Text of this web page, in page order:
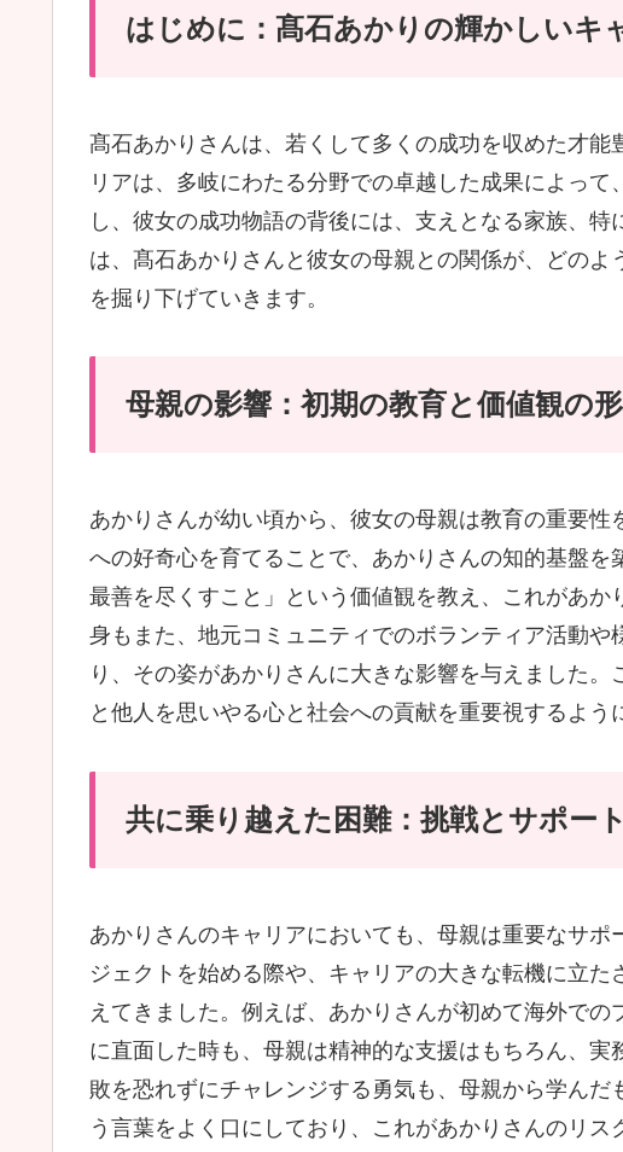
はじめに：髙石あかりの輝かしいキ
髙石あかりさんは、若くして多くの成功を収めた才
リアは、多岐にわたる分野での卓越した成果によっ
し、彼女の成功物語の背後には、支えとなる家族、
は、髙石あかりさんと彼女の母親との関係が、どの
を掘り下げていきます。
母親の影響：初期の教育と価値観の
あかりさんが幼い頃から、彼女の母親は教育の重要
への好奇心を育てることで、あかりさんの知的基盤
最善を尽くすこと」という価値観を教え、これがあ
身もまた、地元コミュニティでのボランティア活動
り、その姿があかりさんに大きな影響を与えました
と他人を思いやる心と社会への貢献を重要視するよう
共に乗り越えた困難：挑戦とサポート
あかりさんのキャリアにおいても、母親は重要なサ
ジェクトを始める際や、キャリアの大きな転機に立
えてきました。例えば、あかりさんが初めて海外で
に直面した時も、母親は精神的な支援はもちろん、
敗を恐れずにチャレンジする勇気も、母親から学ん
う言葉をよく口にしており、これがあかりさんのリ